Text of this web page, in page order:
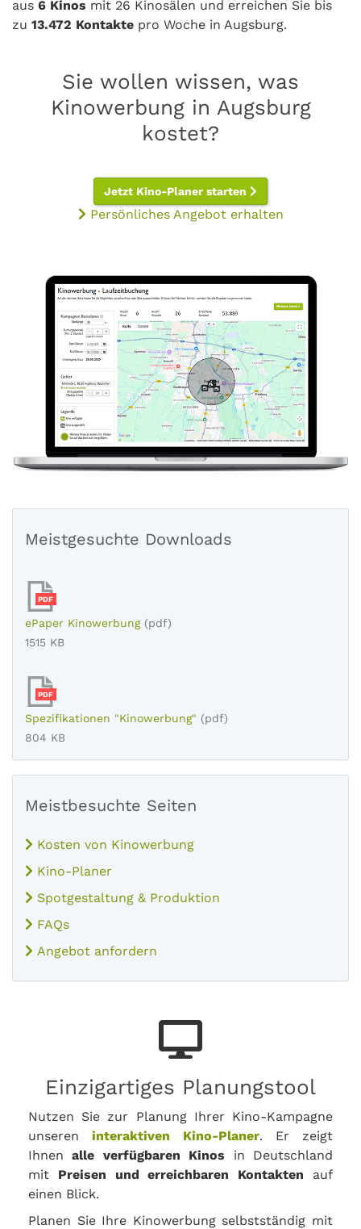
aus 6 Kinos mit 26 Kinosälen und erreichen Sie bis
zu 13.472 Kontakte pro Woche in Augsburg.
Sie wollen wissen, was
Kinowerbung in Augsburg
kostet?
Jetzt Kino-Planer starten
Persönliches Angebot erhalten
Meistgesuchte Downloads
PDF
ePaper Kinowerbung (pdf)
1515 KB
PDF
Spezifikationen "Kinowerbung" (pdf)
804 KB
Meistbesuchte Seiten
Kosten von Kinowerbung
Kino-Planer
Spotgestaltung & Produktion
FAQs
Angebot anfordern
Einzigartiges Planungstool
Nutzen Sie zur Planung Ihrer Kino-Kampagne
unseren interaktiven Kino-Planer. Er zeigt
Ihnenalle verfügbaren Kinos in Deutschland
mit Preisen und erreichbaren Kontakten auf
einen Blick.
Planen Sie Ihre Kinowerbung selbstständig mit